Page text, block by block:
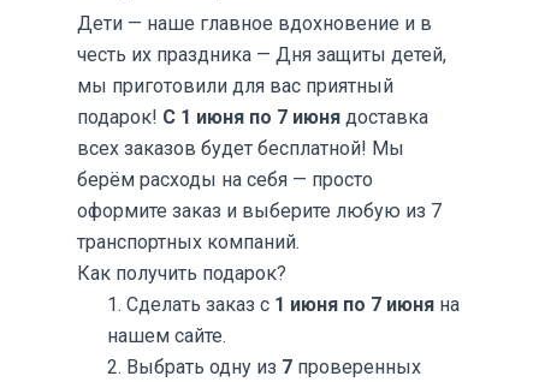
Дети — наше главное вдохновение и в
честь их праздника — Дня защиты детей,
мы приготовили для вас приятный
подарок! С 1 июня по 7 июня доставка
всех заказов будет бесплатной! Мы
берём расходы на себя — просто
оформите заказ и выберите любую из 7
транспортных компаний.
Как получить подарок?
1. Сделать заказ с 1 июня по 7 июня на
нашем сайте.
2. Выбрать одну из 7 проверенных